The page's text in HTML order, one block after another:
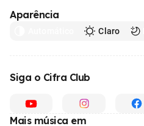
Aparência
Claro
Siga o Cifra Club
Mais música em